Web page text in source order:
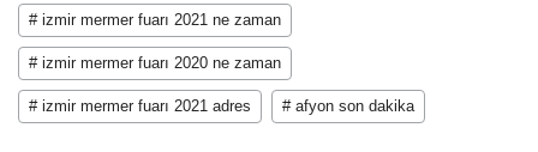
# izmir mermer fuarı 2021 ne zaman
# izmir mermer fuarı 2020 ne zaman
# izmir mermer fuarı 2021 adres # afyon son dakika